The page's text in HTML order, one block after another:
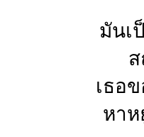
มันเ
เธอ
หาห